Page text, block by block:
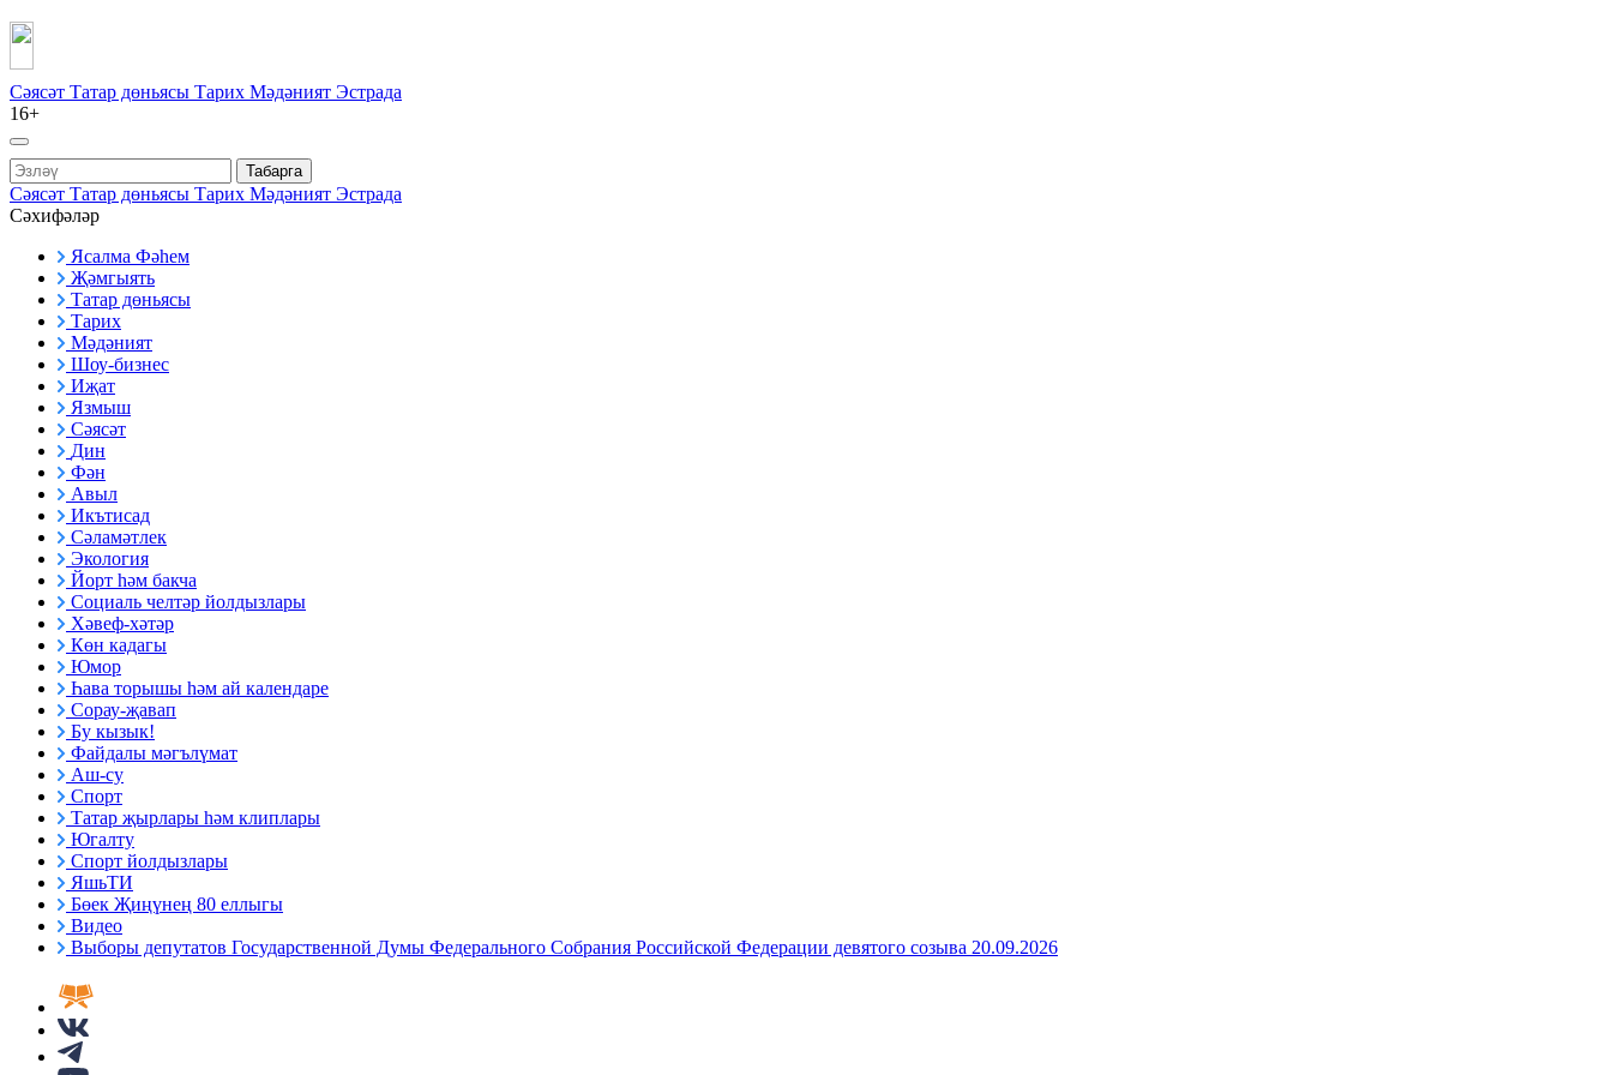
Сәясәт Татар дөньясы Тарих Мәдәният Эстрада
16+
Табарга
Сәясәт Татар дөньясы Тарих Мәдәният Эстрада
Сәхифәләр
Ясалма Фәһем
Җәмгыять
Татар дөньясы
Тарих
Мәдәният
Шоу-бизнес
Иҗат
Язмыш
Сәясәт
Дин
Фән
Авыл
Икътисад
Сәламәтлек
Экология
Йорт һәм бакча
Социаль челтәр йолдызлары
Хәвеф-хәтәр
Көн кадагы
Юмор
Һава торышы һәм ай календаре
Сорау-җавап
Бу кызык!
Файдалы мәгълүмат
Аш-су
Спорт
Татар җырлары һәм клиплары
Югалту
Спорт йолдызлары
ЯшьТИ
Бөек Җиңүнең 80 еллыгы
Видео
Выборы депутатов Государственной Думы Федерального Собрания Российской Федерации девятого созыва 20.09.2026